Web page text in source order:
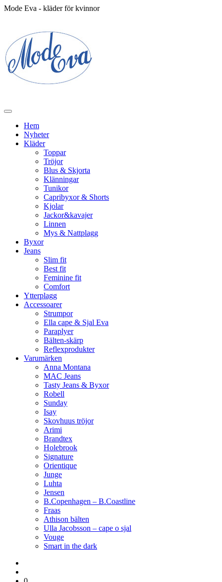
Mode Eva - kläder för kvinnor
Hem
Nyheter
Kläder
Toppar
Tröjor
Blus & Skjorta
Klänningar
Tunikor
Capribyxor & Shorts
Kjolar
Jackor&kavajer
Linnen
Mys & Nattplagg
Byxor
Jeans
Slim fit
Best fit
Feminine fit
Comfort
Ytterplagg
Accessoarer
Strumpor
Ella cape & Sjal Eva
Paraplyer
Bälten-skärp
Reflexprodukter
Varumärken
Anna Montana
MAC Jeans
Tasty Jeans & Byxor
Robell
Sunday
Isay
Skovhuus tröjor
Arimi
Brandtex
Holebrook
Signature
Orientique
Junge
Luhta
Jensen
B.Copenhagen – B.Coastline
Fraas
Athison bälten
Ulla Jacobsson – cape o sjal
Vouge
Smart in the dark